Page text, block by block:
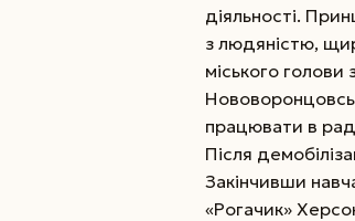
діяльності.
з людяністю,
міського голови
працювати в
Після
Закінчивши
«Рогачик»